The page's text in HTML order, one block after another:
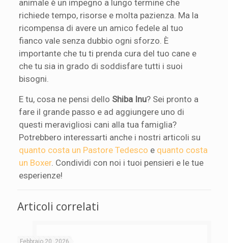
animale è un impegno a lungo termine che
richiede tempo, risorse e molta pazienza. Ma la
ricompensa di avere un amico fedele al tuo
fianco vale senza dubbio ogni sforzo. È
importante che tu ti prenda cura del tuo cane e
che tu sia in grado di soddisfare tutti i suoi
bisogni.
E tu, cosa ne pensi dello Shiba Inu? Sei pronto a
fare il grande passo e ad aggiungere uno di
questi meravigliosi cani alla tua famiglia?
Potrebbero interessarti anche i nostri articoli su
quanto costa un Pastore Tedesco e quanto costa
un Boxer. Condividi con noi i tuoi pensieri e le tue
esperienze!
Articoli correlati
Febbraio 20, 2026